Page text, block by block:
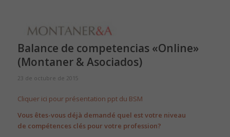
Balance de competencias «Online»
(Montaner & Asociados)
23 de octubre de 2015
Cliquer ici pour présentation ppt du BSM
Vous êtes-vous déjà demandé quel est votre niveau
de compétences clés pour votre profession?